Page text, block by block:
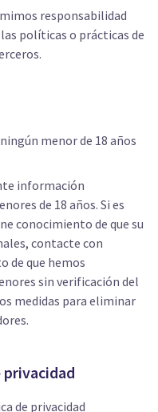
responsabilidad
políticas o prácticas de
menor de 18 años
información
de 18 años. Si es
conocimiento de que su
contacte con
de que hemos
sin verificación del
medidas para eliminar
privacidad
de privacidad